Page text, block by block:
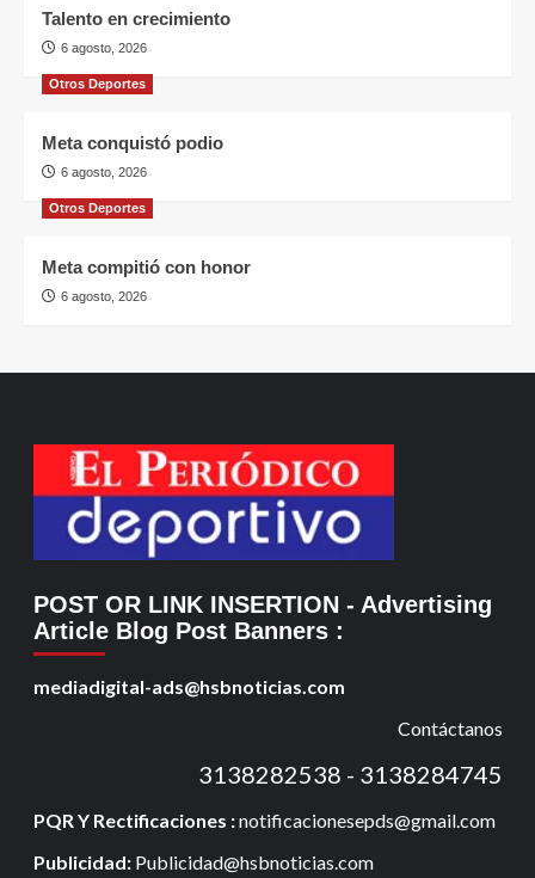
Talento en crecimiento
6 agosto, 2026
Otros Deportes
Meta conquistó podio
6 agosto, 2026
Otros Deportes
Meta compitió con honor
6 agosto, 2026
POST OR LINK INSERTION - Advertising
Article Blog Post Banners :
mediadigital-ads@hsbnoticias.com
Contáctanos
3138282538 - 3138284745
PQR Y Rectificaciones :notificacionesepds@gmail.com
Publicidad: Publicidad@hsbnoticias.com